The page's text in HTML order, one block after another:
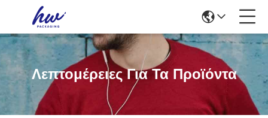
Λεπτομέρειες Για Τα Προϊόντα